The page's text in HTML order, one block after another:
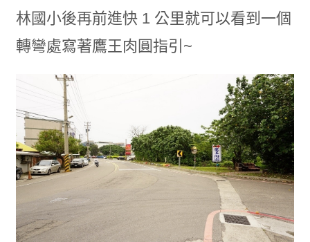
林國小後再前進快 1 公里就可以看到一個
轉彎處寫著鷹王肉圓指引~